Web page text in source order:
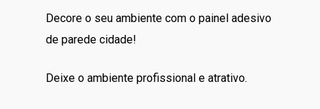
Decore o seu ambiente com o painel adesivo
de parede cidade!
Deixe o ambiente profissional e atrativo.